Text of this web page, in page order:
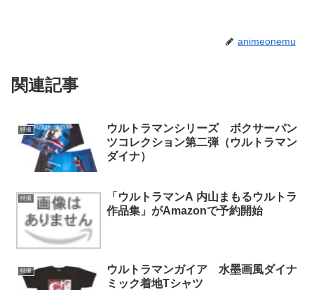
animeonemu
関連記事
特撮
ウルトラマンシリーズ ボクサーパン
ツコレクション第二弾（ウルトラマン
ダイナ）
特撮
「ウルトラマンA 内山まもるウルトラ
作品集」がAmazonで予約開始
特撮
ウルトラマンガイア 水墨画風ダイナ
ミック着地Tシャツ